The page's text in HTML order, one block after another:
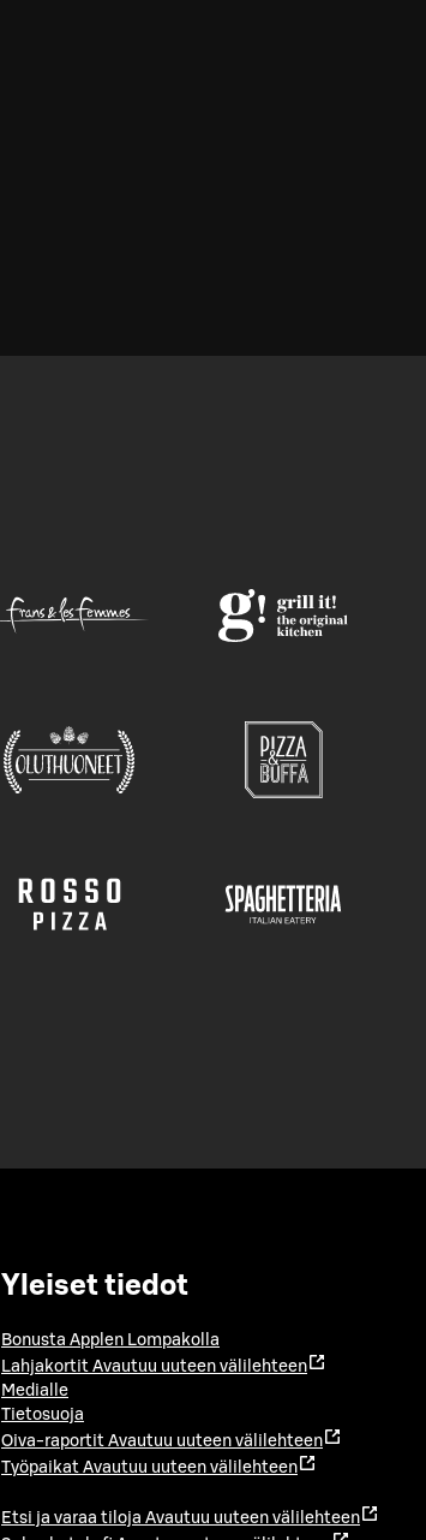
Yleiset tiedot
Bonusta Applen Lompakolla
Lahjakortit Avautuu uuteen välilehteen
Medialle
Tietosuoja
Oiva-raportit Avautuu uuteen välilehteen
Työpaikat Avautuu uuteen välilehteen
Etsi ja varaa tiloja Avautuu uuteen välilehteen